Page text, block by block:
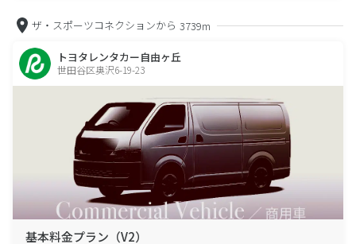
ザ・スポーツコネクションから 3739m
トヨタレンタカー自由ヶ丘
世田谷区奥沢6-19-23
基本料金プラン（V2）